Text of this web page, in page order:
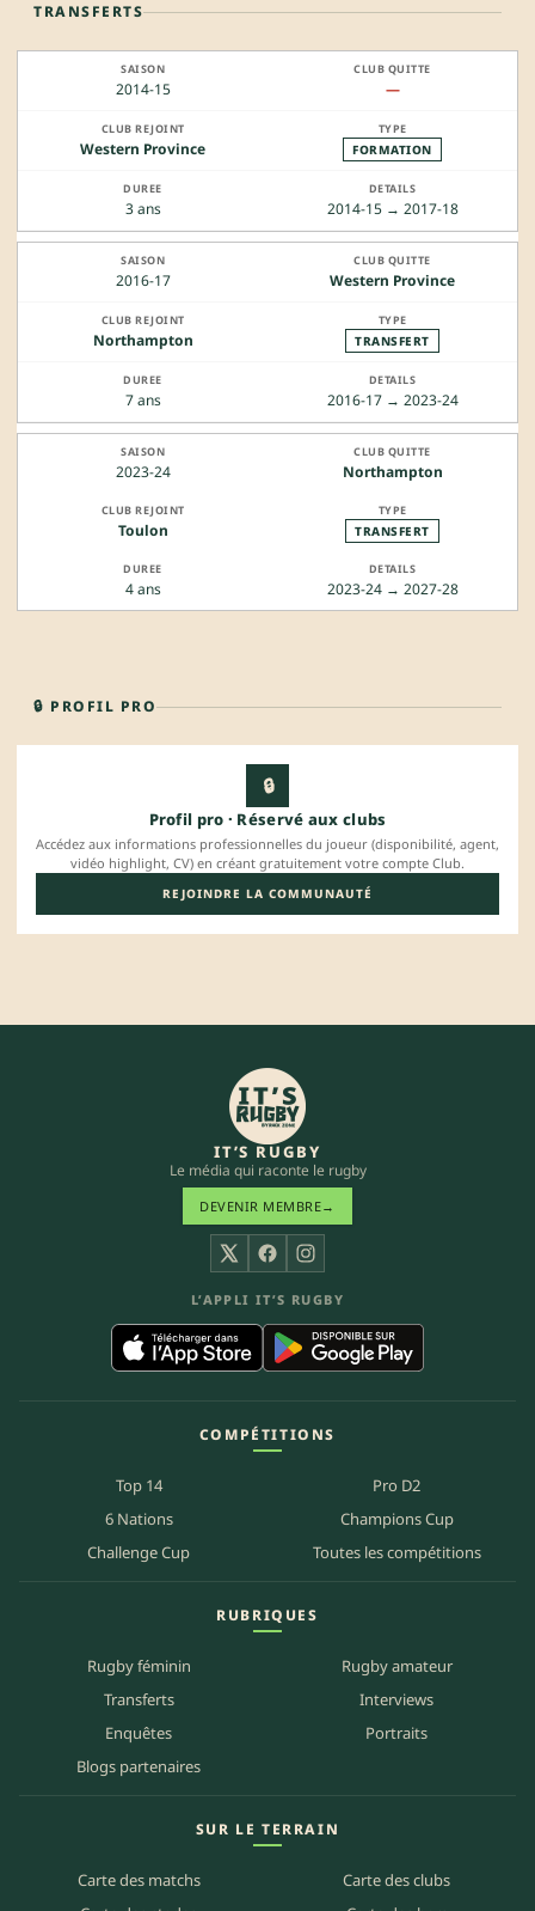
TRANSFERTS
2014-15 —
Western Province FORMATION
3 ans 2014-15 → 2017-18
2016-17 Western Province
Northampton TRANSFERT
7 ans 2016-17 → 2023-24
2023-24 Northampton
Toulon TRANSFERT
4 ans 2023-24 → 2027-28
🔒 PROFIL PRO
🔒
Profil pro · Réservé aux clubs
Accédez aux informations professionnelles du joueur (disponibilité, agent,
vidéo highlight, CV) en créant gratuitement votre compte Club.
REJOINDRE LA COMMUNAUTÉ
IT’S RUGBY
Le média qui raconte le rugby
DEVENIR MEMBRE→
X FacebookInstagram
L’APPLI IT’S RUGBY
COMPÉTITIONS
Top 14
Pro D2
6 Nations
Champions Cup
Challenge Cup
Toutes les compétitions
RUBRIQUES
Rugby féminin
Rugby amateur
Transferts
Interviews
Enquêtes
Portraits
Blogs partenaires
SUR LE TERRAIN
Carte des matchs
Carte des clubs